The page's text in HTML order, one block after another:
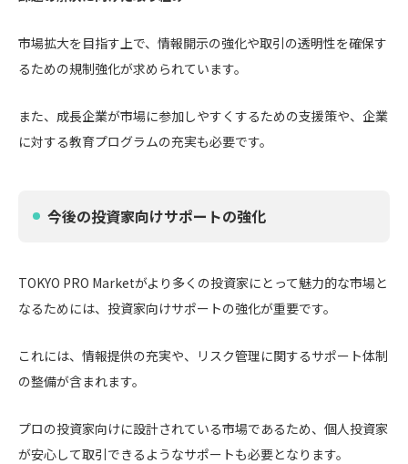
市場拡大を目指す上で、情報開示の強化や取引の透明性を確保す
るための規制強化が求められています。
また、成長企業が市場に参加しやすくするための支援策や、企業
に対する教育プログラムの充実も必要です。
今後の投資家向けサポートの強化
TOKYO PRO Marketがより多くの投資家にとって魅力的な市場と
なるためには、投資家向けサポートの強化が重要です。
これには、情報提供の充実や、リスク管理に関するサポート体制
の整備が含まれます。
プロの投資家向けに設計されている市場であるため、個人投資家
が安心して取引できるようなサポートも必要となります。